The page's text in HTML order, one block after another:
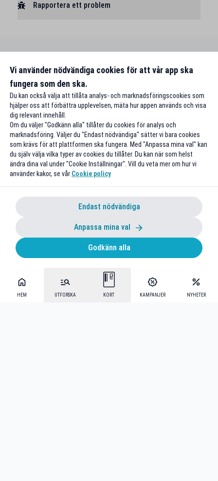
HEM UTFORSKA KORT KAMPANJER NYHETER
Rapportera ett problem
Vi använder nödvändiga cookies för att vår app ska
fungera som den ska.
Du kan också välja att tillåta analys- och marknadsföringscookies som
hjälper oss att förbättra upplevelsen, mäta hur appen används och visa
dig relevant innehåll.
Om du väljer "Godkänn alla" tillåter du cookies för analys och
marknadsföring. Väljer du "Endast nödvändiga" sätter vi bara cookies
som krävs för att plattformen ska fungera. Med "Anpassa mina val" kan
du själv välja vilka typer av cookies du tillåter. Du kan när som helst
ändra dina val under "Cookie Inställningar". Vill du veta mer om hur vi
använder kakor, se vår Cookie policy
Endast nödvändiga
Anpassa mina val
Godkänn alla